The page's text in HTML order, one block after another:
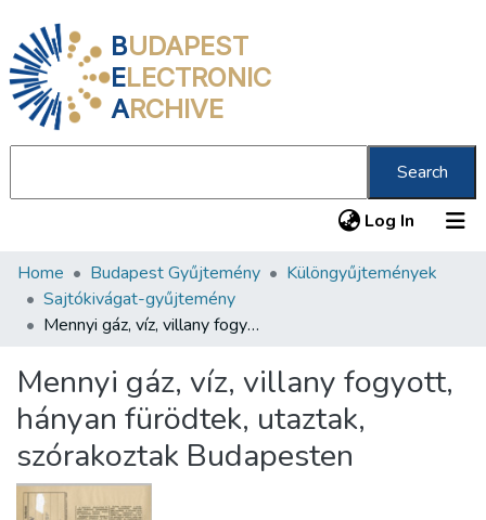
BUDAPEST
ELECTRONIC
ARCHIVE
Search
Log In (current)
Communities & Collections
All of DSpace
About us
Home Budapest Gyűjtemény
Különgyűjtemények
Sajtókivágat-gyűjtemény
Mennyi gáz, víz, villany fogyott, hányan fürödtek, utaztak, szórakoztak Budapesten
Mennyi gáz, víz, villany fogyott,
hányan fürödtek, utaztak,
szórakoztak Budapesten